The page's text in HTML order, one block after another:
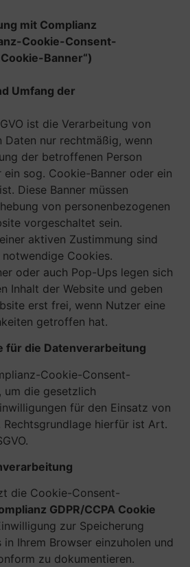
mit Complianz
Cookie-Consent-
Banner“)
Umfang der
ist die Verarbeitung von
Daten nur rechtmäßig, wenn
der betroffenen Person
sog. Cookie-Banner oder ein
Diese Banner müssen
von personenbezogenen
vorgeschaltet sein.
aktiven Zustimmung sind
Cookies.
oder auch Pop-Ups legen sich
Inhalt der Website und geben
erst frei, wenn Nutzer eine
getroffen hat.
für die Datenverarbeitung
Cookie-Consent-
die gesetzlich
für den Einsatz von
Rechtsgrundlage hierfür ist Art.
die Cookie-Consent-
GDPR/CCPA Cookie
zur Speicherung
Ihrem Browser einzuholen und
zu dokumentieren.